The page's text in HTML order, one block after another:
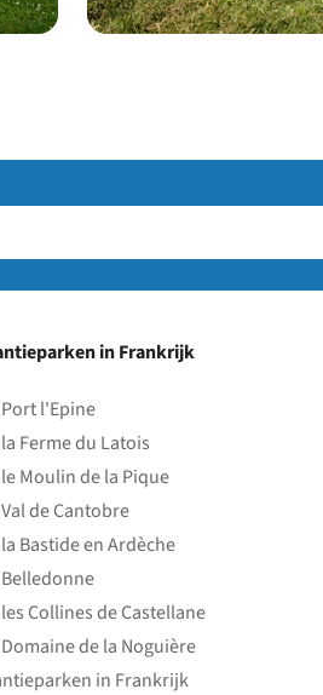
in Frankrijk
Port l'Epine
la Ferme du Latois
le Moulin de la Pique
Val de Cantobre
la Bastide en Ardèche
Belledonne
les Collines de Castellane
Domaine de la Noguière
in Frankrijk